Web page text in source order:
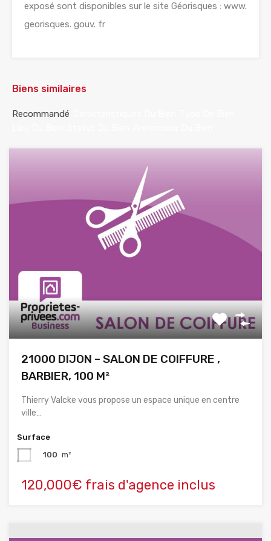
exposé sont disponibles sur le site Géorisques : www.
georisques. gouv. fr
Biens similaires
Recommandé
21000 DIJON – SALON DE COIFFURE ,
BARBIER, 100 M²
Thierry Valcke vous propose un espace unique en centre
ville…
Surface
100 m²
120,000€ frais d'agence inclus